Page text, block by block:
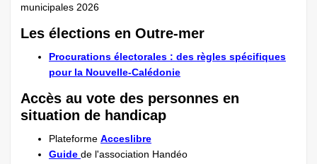
municipales 2026
Les élections en Outre-mer
Procurations électorales : des règles spécifiques
pour la Nouvelle-Calédonie
Accès au vote des personnes en
situation de handicap
Plateforme Acceslibre
Guide de l'association Handéo